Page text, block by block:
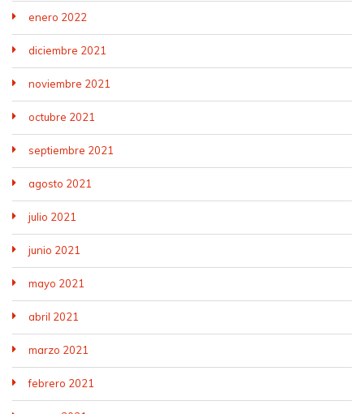
enero 2022
diciembre 2021
noviembre 2021
octubre 2021
septiembre 2021
agosto 2021
julio 2021
junio 2021
mayo 2021
abril 2021
marzo 2021
febrero 2021